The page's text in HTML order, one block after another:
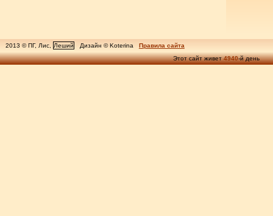
2013 © ПГ, Лис, Леший Дизайн © Koterina
Правила сайта
Этот сайт живет4940-й день